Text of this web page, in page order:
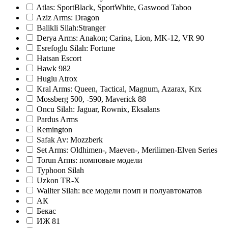
Atlas: SportBlack, SportWhite, Gaswood Taboo
Aziz Arms: Dragon
Balikli Silah:Stranger
Derya Arms: Anakon; Carina, Lion, MK-12, VR 90
Esrefoglu Silah: Fortune
Hatsan Escort
Hawk 982
Huglu Atrox
Kral Arms: Queen, Tactical, Magnum, Azarax, Krx
Mossberg 500, -590, Maverick 88
Oncu Silah: Jaguar, Rownix, Eksalans
Pardus Arms
Remington
Safak Av: Mozzberk
Set Arms: Oldhimen-, Maeven-, Merilimen-Elven Series
Torun Arms: помповые модели
Typhoon Silah
Uzkon TR-X
Wallter Silah: все модели помп и полуавтоматов
АК
Бекас
ИЖ 81